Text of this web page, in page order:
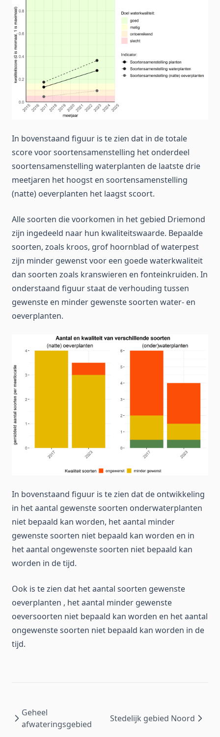
In bovenstaand figuur is te zien dat in de totale
score voor soortensamenstelling het onderdeel
soortensamenstelling waterplanten de laatste drie
meetjaren het hoogst en soortensamenstelling
(natte) oeverplanten het laagst scoort.
Alle soorten die voorkomen in het gebied Driemond
zijn ingedeeld naar hun kwaliteitswaarde. Bepaalde
soorten, zoals kroos, grof hoornblad of waterpest
zijn minder gewenst voor een goede waterkwaliteit
dan soorten zoals kranswieren en fonteinkruiden. In
onderstaand figuur staat de verhouding tussen
gewenste en minder gewenste soorten water- en
oeverplanten.
In bovenstaand figuur is te zien dat de ontwikkeling
in het aantal gewenste soorten onderwaterplanten
niet bepaald kan worden, het aantal minder
gewenste soorten niet bepaald kan worden en in
het aantal ongewenste soorten niet bepaald kan
worden in de tijd.
Ook is te zien dat het aantal soorten gewenste
oeverplanten , het aantal minder gewenste
oeversoorten niet bepaald kan worden en het aantal
ongewenste soorten niet bepaald kan worden in de
tijd.
Geheel
afwateringsgebied
Stedelijk gebied Noord